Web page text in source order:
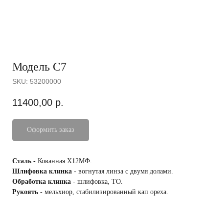
Модель С7
SKU: 53200000
11400,00 р.
Оформить заказ
Сталь - Кованная Х12МФ.
Шлифовка клинка - вогнутая линза с двумя долами.
Обработка клинка - шлифовка, ТО.
Рукоять - мельхиор, стабилизированный кап ореха.